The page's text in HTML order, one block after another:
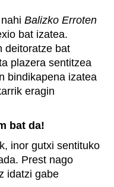
Balizko Erroten
bat izatea.
deitoratze bat
plazera sentitzea
bindikapena izatea
eragin
bat da!
inor gutxi sentituko
Prest nago
idatzi gabe